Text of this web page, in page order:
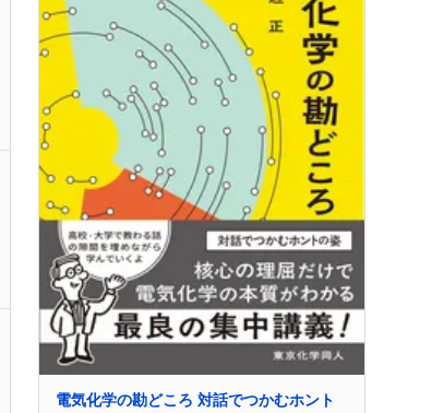
電気化学の勘どころ 対話でつかむホント